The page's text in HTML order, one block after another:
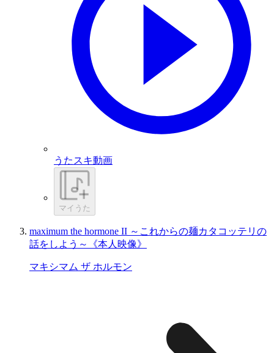
うたスキ動画
マイうた
maximum the hormone II ～これからの麺カタコッテリの
話をしよう～《本人映像》
マキシマム ザ ホルモン